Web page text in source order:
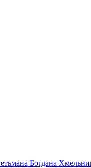
Богдана